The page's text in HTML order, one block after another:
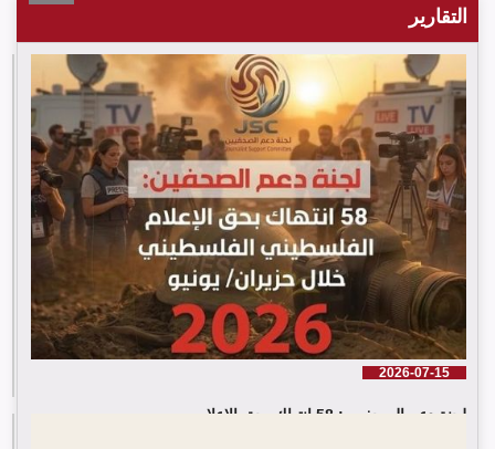
التقارير
2026-07-15
لجنة دعم الصحفيين: 58 انتهاك بحق الإعلام ...